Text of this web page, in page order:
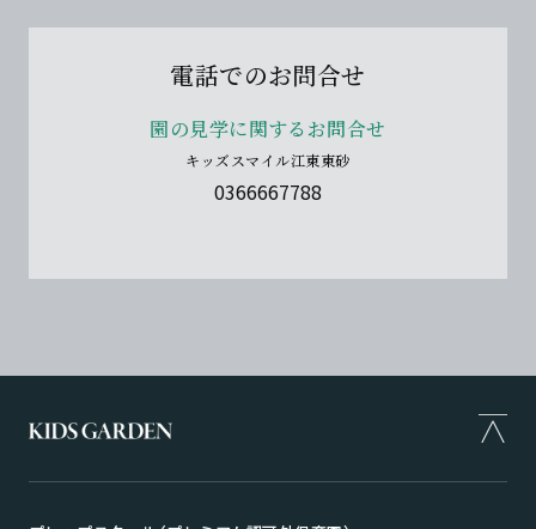
電話でのお問合せ
園の見学に関するお問合せ
キッズスマイル江東東砂
0366667788